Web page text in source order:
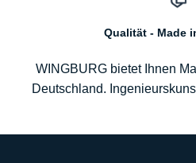
Qualität - Made
WINGBURG bietet Ihnen
Deutschland.